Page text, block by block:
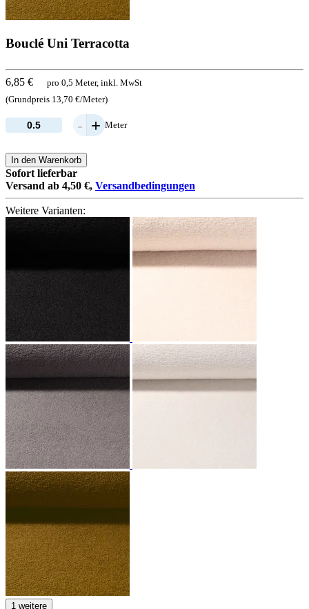
Bouclé Uni Terracotta
6,85 €
pro 0,5 Meter, inkl. MwSt
(Grundpreis 13,70 €/Meter)
- + Meter
In den Warenkorb
Sofort lieferbar
Versand ab 4,50 €, Versandbedingungen
Weitere Varianten:
1 weitere